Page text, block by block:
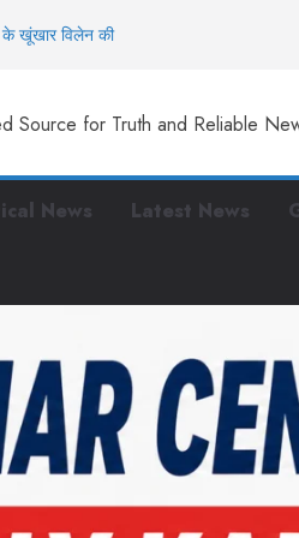
के खूंखार विलेन की
तैयार
पर बीच सड़क पर
Source for Truth and Reliable
News Latest News